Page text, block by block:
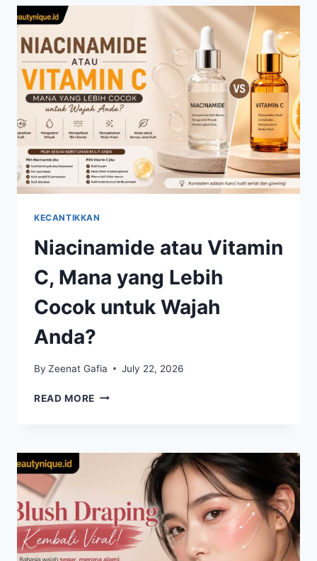
LANGKAH
DALAM
RUTINITAS
SKINCARE
KECANTIKKAN
Niacinamide atau Vitamin
C, Mana yang Lebih
Cocok untuk Wajah
Anda?
By Zeenat Gafia July 22, 2026
READ MORE NIACINAMIDE
MANA
UNTUK
WAJAH
ANDA?